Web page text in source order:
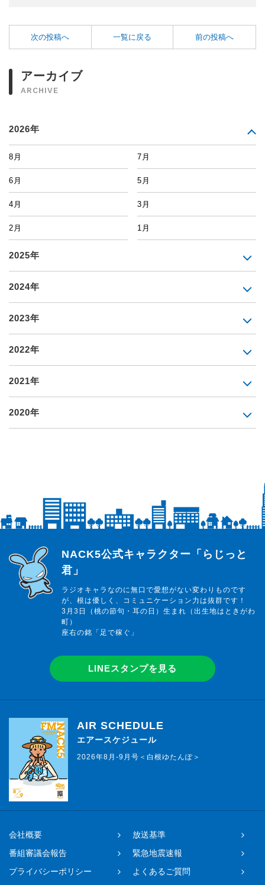
次の投稿へ 一覧に戻る 前の投稿へ
アーカイブ
ARCHIVE
2026年
8月 7月
6月 5月
4月 3月
2月 1月
2025年
2024年
2023年
2022年
2021年
2020年
らじっと君
NACK5公式キャラクター「らじっと
君」
ラジオキャラなのに無口で愛想がない変わりものです
が、根は優しく、コミュニケーション力は抜群です！
3月3日（桃の節句・耳の日）生まれ（出生地はときがわ
町）
座右の銘「足で稼ぐ」
LINEスタンプを見る
AIR SCHEDULE
エアースケジュール
2026年8月-9月号＜白根ゆたんぽ＞
会社概要
放送基準
番組審議会報告
緊急地震速報
プライバシーポリシー
よくあるご質問